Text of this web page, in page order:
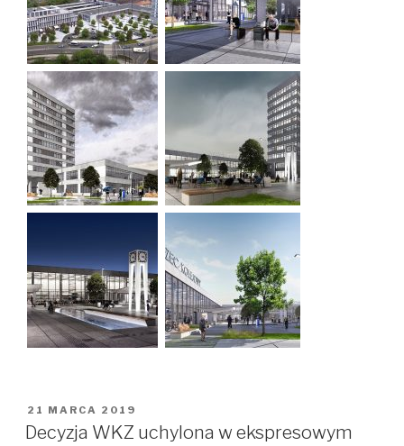
OPUBLIKOWANE
W
21 MARCA 2019
Decyzja WKZ uchylona w ekspresowym